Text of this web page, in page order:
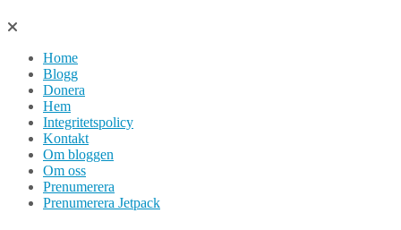
Hoppa
innehållHome
Blogg
Donera
Hem
Integritetspolicy
Kontakt
Om bloggen
Om oss
Prenumerera
Prenumerera Jetpack